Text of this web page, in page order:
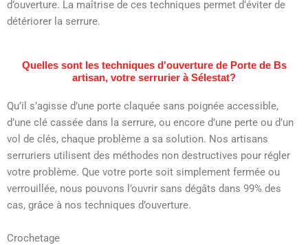
d’ouverture. La maîtrise de ces techniques permet d’éviter de
détériorer la serrure.
Quelles sont les techniques d'ouverture de Porte de Bs
artisan, votre serrurier à Sélestat?
Qu’il s’agisse d’une porte claquée sans poignée accessible,
d’une clé cassée dans la serrure, ou encore d’une perte ou d’un
vol de clés, chaque problème a sa solution. Nos artisans
serruriers utilisent des méthodes non destructives pour régler
votre problème. Que votre porte soit simplement fermée ou
verrouillée, nous pouvons l’ouvrir sans dégâts dans 99% des
cas, grâce à nos techniques d’ouverture.
Crochetage